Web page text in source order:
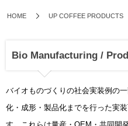
HOME UP COFFEE PRODUCTS
Bio Manufacturing /
バイオものづくりの社会実装例の
化・成形・製品化までを行った実